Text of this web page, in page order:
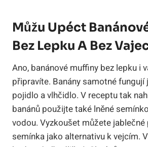
Můžu Upéct
Bez Lepku A Bez
Ano, banánové muffiny bez lepku i
připravíte. Banány samotné fungují
pojidlo a vlhčidlo. V receptu tak
banánů použijte také lněné
vodou. Vyzkoušet můžete jablečné
semínka jako alternativu k vejcím.